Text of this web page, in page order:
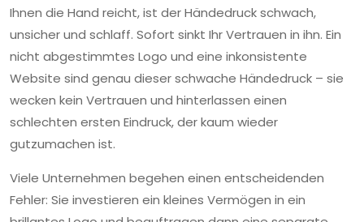
Ihnen die Hand reicht, ist der Händedruck schwach,
unsicher und schlaff. Sofort sinkt Ihr Vertrauen in ihn. Ein
nicht abgestimmtes Logo und eine inkonsistente
Website sind genau dieser schwache Händedruck – sie
wecken kein Vertrauen und hinterlassen einen
schlechten ersten Eindruck, der kaum wieder
gutzumachen ist.
Viele Unternehmen begehen einen entscheidenden
Fehler: Sie investieren ein kleines Vermögen in ein